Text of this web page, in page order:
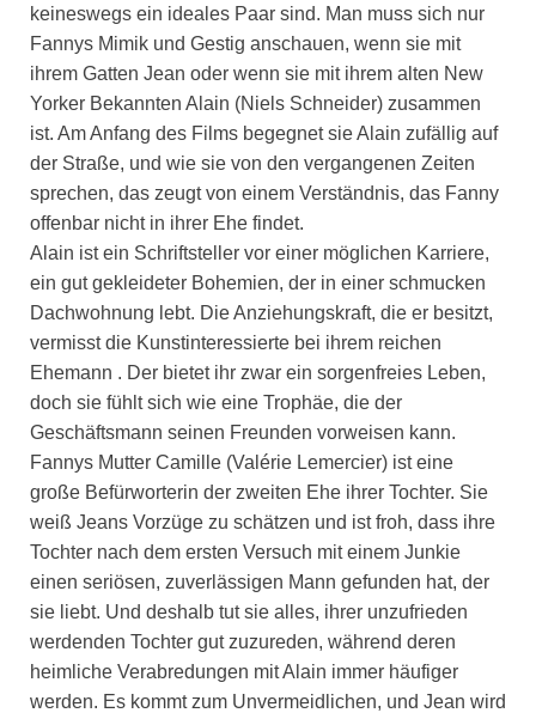
keineswegs ein ideales Paar sind. Man muss sich nur
Fannys Mimik und Gestig anschauen, wenn sie mit
ihrem Gatten Jean oder wenn sie mit ihrem alten New
Yorker Bekannten Alain (Niels Schneider) zusammen
ist. Am Anfang des Films begegnet sie Alain zufällig auf
der Straße, und wie sie von den vergangenen Zeiten
sprechen, das zeugt von einem Verständnis, das Fanny
offenbar nicht in ihrer Ehe findet.
Alain ist ein Schriftsteller vor einer möglichen Karriere,
ein gut gekleideter Bohemien, der in einer schmucken
Dachwohnung lebt. Die Anziehungskraft, die er besitzt,
vermisst die Kunstinteressierte bei ihrem reichen
Ehemann . Der bietet ihr zwar ein sorgenfreies Leben,
doch sie fühlt sich wie eine Trophäe, die der
Geschäftsmann seinen Freunden vorweisen kann.
Fannys Mutter Camille (Valérie Lemercier) ist eine
große Befürworterin der zweiten Ehe ihrer Tochter. Sie
weiß Jeans Vorzüge zu schätzen und ist froh, dass ihre
Tochter nach dem ersten Versuch mit einem Junkie
einen seriösen, zuverlässigen Mann gefunden hat, der
sie liebt. Und deshalb tut sie alles, ihrer unzufrieden
werdenden Tochter gut zuzureden, während deren
heimliche Verabredungen mit Alain immer häufiger
werden. Es kommt zum Unvermeidlichen, und Jean wird